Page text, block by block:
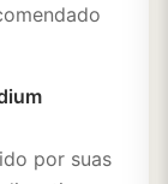
por suas